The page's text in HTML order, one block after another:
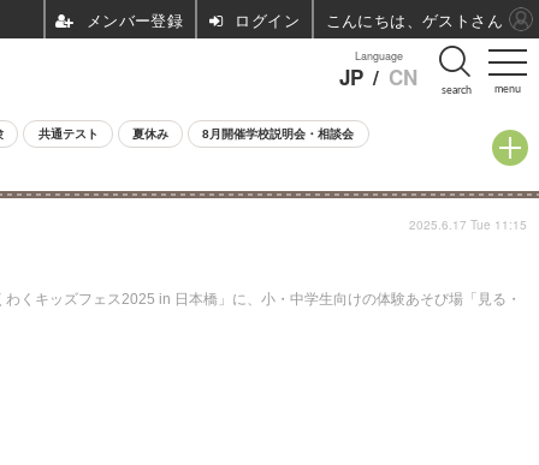
menu
Language
JP / CN search
共通テスト 夏休み 8月開催学校説明会・相談会
キッズフェス2025 in 日本橋」に、小・中学生向けの体験あそび場「見る・
2025.6.17 Tue 11:15
ログイン こんにちは、ゲストさん